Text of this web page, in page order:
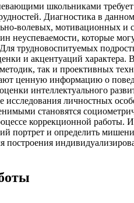
школьниками
Диагностика в
волевых, мотивационных и
которые
трудновоспитуемых
и акцентуаций
так и проективных
ценную информацию о
интеллектуального
личностных
становятся
коррекционной
портрет и определить